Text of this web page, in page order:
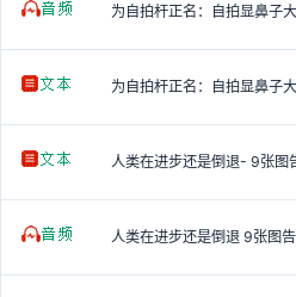
为自拍杆正名：自拍显鼻子
为自拍杆正名：自拍显鼻子
人类在进步还是倒退- 9张图
人类在进步还是倒退 9张图